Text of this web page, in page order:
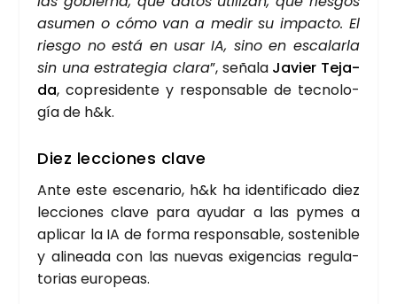
asu­men o cómo van a medir su impac­to. El
ries­go no está en usar IA, sino en esca­lar­la
sin una estra­te­gia cla­ra”, seña­la Javier Teja­
da, copre­si­den­te y res­pon­sa­ble de tec­no­lo­
gía de h&k.
Diez lec­cio­nes cla­ve
Ante este esce­na­rio, h&k ha iden­ti­fi­ca­do diez
lec­cio­nes cla­ve para ayu­dar a las pymes a
apli­car la IA de for­ma res­pon­sa­ble, sos­te­ni­ble
y ali­nea­da con las nue­vas exi­gen­cias regu­la­
to­rias euro­peas.